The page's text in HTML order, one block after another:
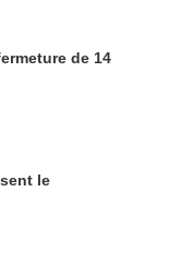
de 14
le